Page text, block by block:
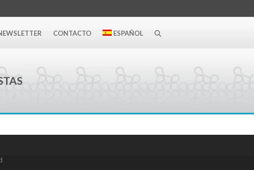
CONTACTO ESPAÑOL